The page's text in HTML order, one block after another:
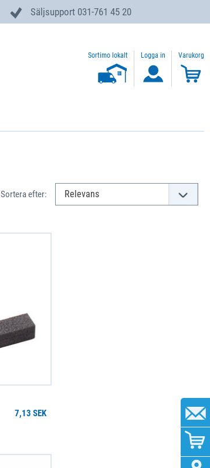
Säljsupport 031-761 45 20
Sortimo lokalt Logga in Varukorg
Sortera efter:
7,13 SEK